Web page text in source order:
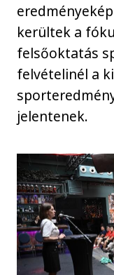
kerültek a
felsőoktatás
felvételinél a
jelentenek.